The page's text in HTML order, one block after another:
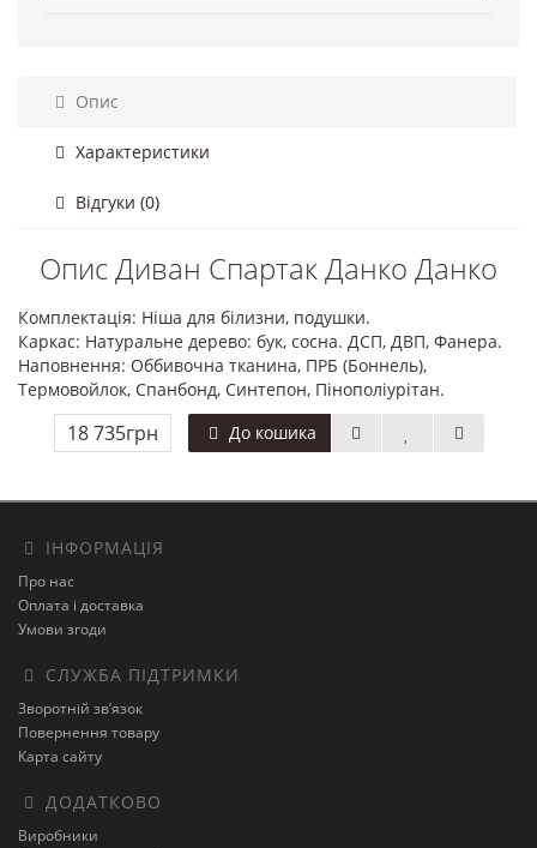
Опис
Характеристики
Відгуки (0)
Опис Диван Спартак Данко Данко
Комплектація: Ніша для білизни, подушки.
Каркас: Натуральне дерево: бук, сосна. ДСП, ДВП, Фанера.
Наповнення: Оббивочна тканина, ПРБ (Боннель),
Термовойлок, Спанбонд, Синтепон, Пінополіурітан.
18 735грн До кошика
ІНФОРМАЦІЯ
Про нас
Оплата і доставка
Умови згоди
СЛУЖБА ПІДТРИМКИ
Зворотній зв’язок
Повернення товару
Карта сайту
ДОДАТКОВО
Виробники